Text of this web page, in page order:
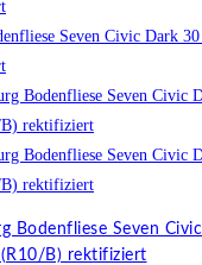
Bodenfliese Seven
(R10/B) rektifiziert